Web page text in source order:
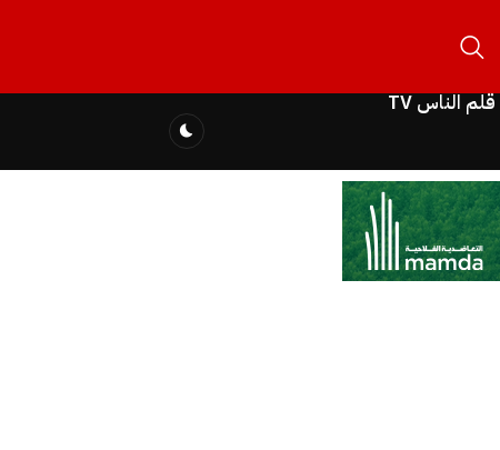
قلم الناس TV